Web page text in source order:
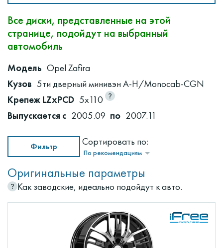
Все диски, представленные на этой
странице, подойдут на выбранный
автомобиль
Модель Opel Zafira
Кузов 5ти дверный минивэн A-H/Monocab-CGN
Крепеж LZxPCD 5x110
Выпускается с 2005.09 по 2007.11
Фильтр Сортировать по:
По рекомендациям
Оригинальные параметры
Как заводские, идеально подойдут к авто.